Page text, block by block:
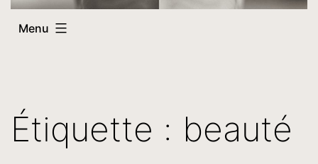
Menu
Étiquette : beauté